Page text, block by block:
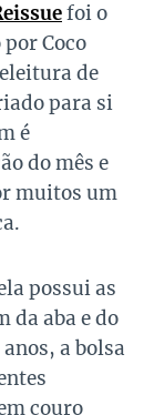
foi o
Coco
de
para si
é
do mês e
muitos um
possui as
da aba e do
a bolsa
couro